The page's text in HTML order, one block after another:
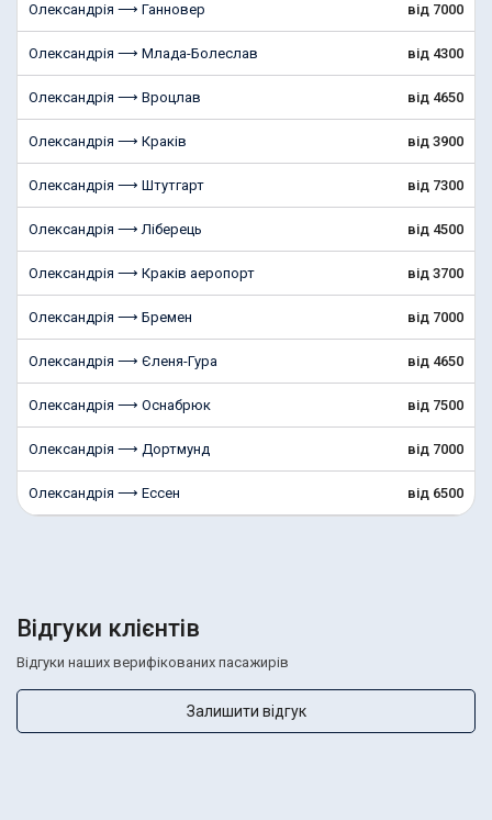
Олександрія ⟶ Ганновер від 7000
Олександрія ⟶ Млада-Болеслав від 4300
Олександрія ⟶ Вроцлав від 4650
Олександрія ⟶ Краків від 3900
Олександрія ⟶ Штутгарт від 7300
Олександрія ⟶ Ліберець від 4500
Олександрія ⟶ Краків аеропорт від 3700
Олександрія ⟶ Бремен від 7000
Олександрія ⟶ Єленя-Гура від 4650
Олександрія ⟶ Оснабрюк від 7500
Олександрія ⟶ Дортмунд від 7000
Олександрія ⟶ Ессен від 6500
Відгуки клієнтів
Відгуки наших верифікованих пасажирів
Залишити відгук